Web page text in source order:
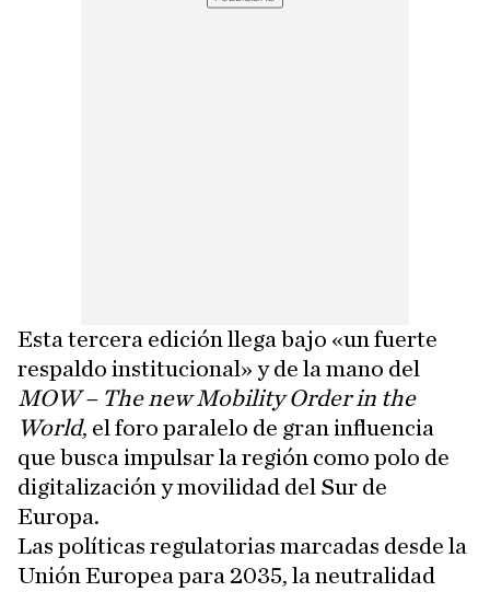
Esta tercera edición llega bajo «un fuerte
respaldo institucional» y de la mano del
MOW – The new Mobility Order in the
World, el foro paralelo de gran influencia
que busca impulsar la región como polo de
digitalización y movilidad del Sur de
Europa.
Las políticas regulatorias marcadas desde la
Unión Europea para 2035, la neutralidad